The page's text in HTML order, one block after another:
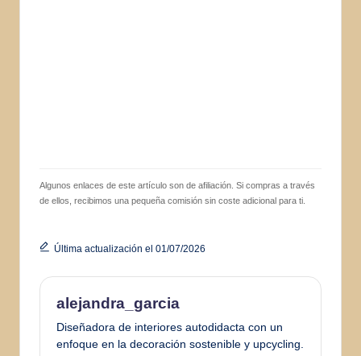
Algunos enlaces de este artículo son de afiliación. Si compras a través
de ellos, recibimos una pequeña comisión sin coste adicional para ti.
Última actualización el 01/07/2026
alejandra_garcia
Diseñadora de interiores autodidacta con un
enfoque en la decoración sostenible y upcycling.